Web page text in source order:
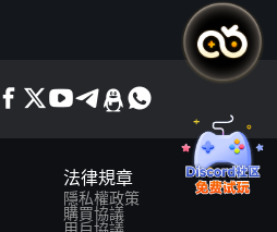
法律規章
隱私權政策
購買協議